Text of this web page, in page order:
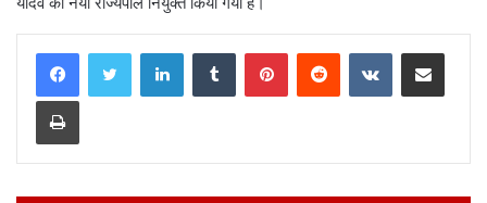
LinkedInTumblr PinterestReddit VKontakteShare via Email
Print